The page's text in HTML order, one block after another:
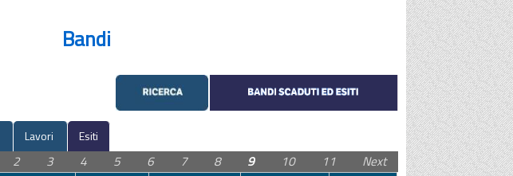
Bandi
Lavori Esiti
2 3 4 5 6 7 8 9 10 11 Next